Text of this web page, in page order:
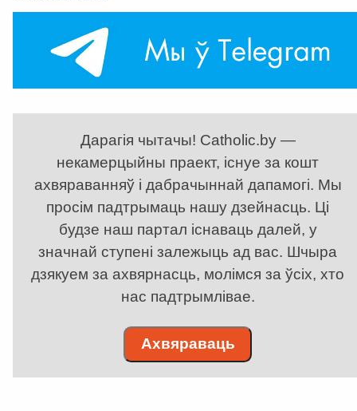
Дарагія чытачы! Catholic.by —
некамерцыйны праект, існуе за кошт
ахвяраванняў і дабрачыннай дапамогі. Мы
просім падтрымаць нашу дзейнасць. Ці
будзе наш партал існаваць далей, у
значнай ступені залежыць ад вас. Шчыра
дзякуем за ахвярнасць, молімся за ўсіх, хто
нас падтрымлівае.
Ахвяраваць